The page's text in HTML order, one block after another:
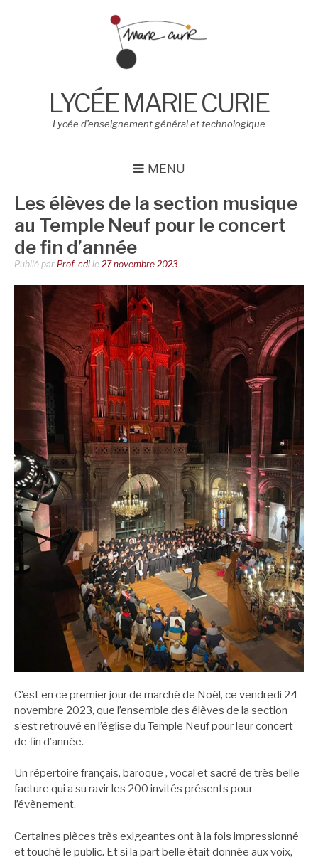
LYCÉE MARIE CURIE
Lycée d’enseignement général et technologique
MENU
Les élèves de la section musique
au Temple Neuf pour le concert
de fin d’année
Publié par Prof-cdi le 27 novembre 2023
C’est en ce premier jour de marché de Noël, ce vendredi 24
novembre 2023, que l’ensemble des élèves de la section
s’est retrouvé en l’église du Temple Neuf pour leur concert
de fin d’année.
Un répertoire français, baroque , vocal et sacré de très belle
facture qui a su ravir les 200 invités présents pour
l’évènement.
Certaines pièces très exigeantes ont à la fois impressionné
et touché le public. Et si la part belle était donnée aux voix,